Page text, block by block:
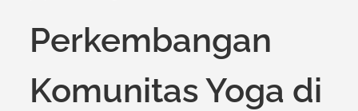
Perkembangan
Komunitas Yoga di